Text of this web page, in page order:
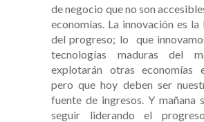
de negocio que no son
economías. La innovación es
del progreso; lo que
tecnologías maduras del
explotarán otras economías
pero que hoy deben ser
fuente de ingresos. Y mañana
seguir liderando el